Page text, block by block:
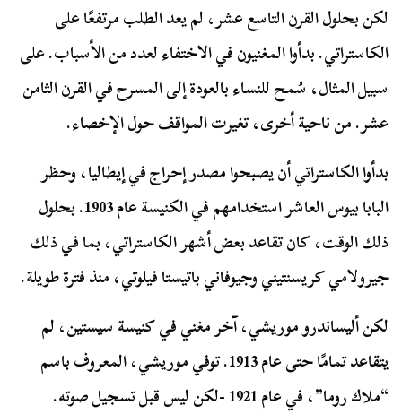
لكن بحلول القرن التاسع عشر، لم يعد الطلب مرتفعًا على
الكاستراتي. بدأوا المغنيون في الاختفاء لعدد من الأسباب. على
سبيل المثال، سُمح للنساء بالعودة إلى المسرح في القرن الثامن
عشر. من ناحية أخرى، تغيرت المواقف حول الإخصاء.
بدأوا الكاستراتي أن يصبحوا مصدر إحراج في إيطاليا، وحظر
البابا بيوس العاشر استخدامهم في الكنيسة عام 1903. بحلول
ذلك الوقت، كان تقاعد بعض أشهر الكاستراتي، بما في ذلك
جيرولامي كريسنتيني وجيوفاني باتيستا فيلوتي، منذ فترة طويلة.
لكن أليساندرو موريشي، آخر مغني في كنيسة سيستين، لم
يتقاعد تمامًا حتى عام 1913. توفي موريشي، المعروف باسم
“ملاك روما”، في عام 1921 -لكن ليس قبل تسجيل صوته.